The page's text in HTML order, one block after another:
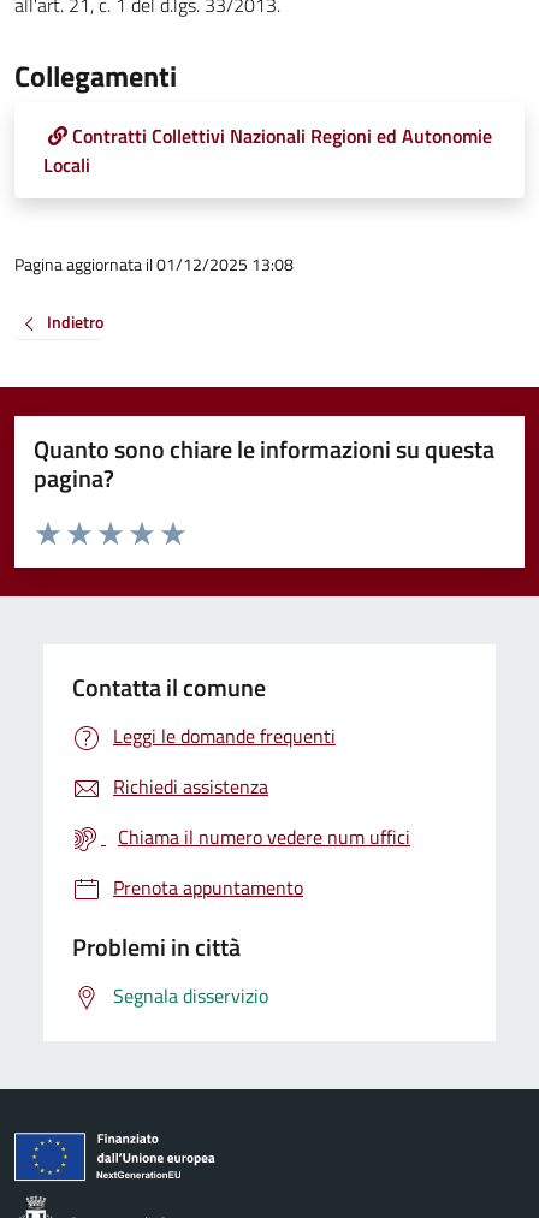
Collegamenti
Contratti Collettivi Nazionali Regioni ed Autonomie
Locali
Pagina aggiornata il 01/12/2025 13:08
Indietro
Quanto sono chiare le informazioni su questa
pagina?
Valuta da 1 a 5 stelle la pagina
Valuta 5 stelle su 5
Valuta 4 stelle su 5
Valuta 3 stelle su 5
Valuta 2 stelle su 5
Valuta 1 stelle su 5
Contatta il comune
Leggi le domande frequenti
Richiedi assistenza
Chiama il numero vedere num uffici
Prenota appuntamento
Problemi in città
Segnala disservizio